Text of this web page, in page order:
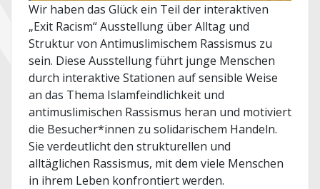
Wir haben das Glück ein Teil der interaktiven
„Exit Racism“ Ausstellung über Alltag und
Struktur von Antimuslimischem Rassismus zu
sein. Diese Ausstellung führt junge Menschen
durch interaktive Stationen auf sensible Weise
an das Thema Islamfeindlichkeit und
antimuslimischen Rassismus heran und motiviert
die Besucher*innen zu solidarischem Handeln.
Sie verdeutlicht den strukturellen und
alltäglichen Rassismus, mit dem viele Menschen
in ihrem Leben konfrontiert werden.